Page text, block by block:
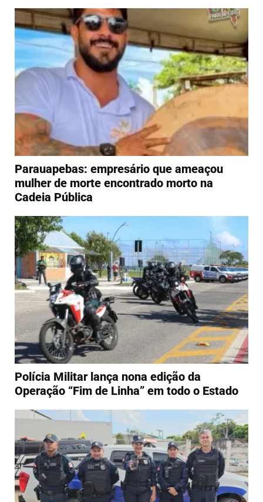
Parauapebas: empresário que ameaçou
mulher de morte encontrado morto na
Cadeia Pública
Polícia Militar lança nona edição da
Operação “Fim de Linha” em todo o Estado